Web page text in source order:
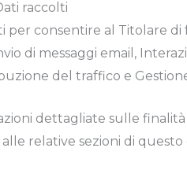
raccolti
per consentire al Titolare
di messaggi email,
del traffico e
dettagliate sulle
relative sezioni di